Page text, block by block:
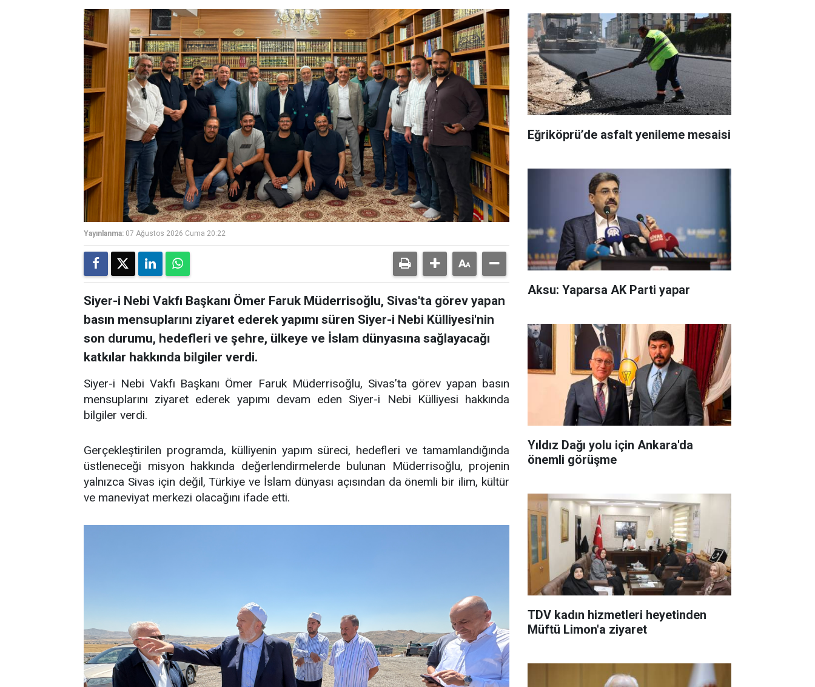
Yayınlanma: 07 Ağustos 2026 Cuma 20:22
Siyer-i Nebi Vakfı Başkanı Ömer Faruk Müderrisoğlu, Sivas'ta görev yapan
basın mensuplarını ziyaret ederek yapımı süren Siyer-i Nebi Külliyesi'nin
son durumu, hedefleri ve şehre, ülkeye ve İslam dünyasına sağlayacağı
katkılar hakkında bilgiler verdi.
Siyer-i Nebi Vakfı Başkanı Ömer Faruk Müderrisoğlu, Sivas’ta görev yapan basın
mensuplarını ziyaret ederek yapımı devam eden Siyer-i Nebi Külliyesi hakkında
bilgiler verdi.
Gerçekleştirilen programda, külliyenin yapım süreci, hedefleri ve tamamlandığında
üstleneceği misyon hakkında değerlendirmelerde bulunan Müderrisoğlu, projenin
yalnızca Sivas için değil, Türkiye ve İslam dünyası açısından da önemli bir ilim, kültür
ve maneviyat merkezi olacağını ifade etti.
Eğriköprü’de asfalt yenileme mesaisi
Aksu: Yaparsa AK Parti yapar
Yıldız Dağı yolu için Ankara'da
önemli görüşme
TDV kadın hizmetleri heyetinden
Müftü Limon'a ziyaret